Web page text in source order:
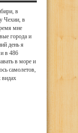
в
Чехии, в
мне
города и
день я
в 486
в море и
самолетов,
видах